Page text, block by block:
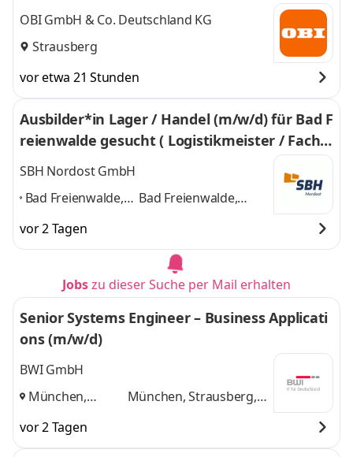
OBI GmbH & Co. Deutschland KG
Strausberg
vor etwa 21 Stunden
Ausbilder*in Lager / Handel (m/w/d) für Bad F
reienwalde gesucht ( Logistikmeister / Fachla
gerist / Kaufmann / Kauffrau / Wirtschaftspä
dagoge / Wirtschaftspädagogin / Fachwirt*in
/ Betriebswirt*in ..)
SBH Nordost GmbH
Bad Freienwalde,
Angermünde ,
Oderberg ,
Bernau , Wriezen,
Bad Freienwalde,
Oderberg ,
Strausberg , Bernau ,
Wriezen und 5 weitere
vor 2 Tagen
Jobszu dieser Suche per Mail erhalten
Senior Systems Engineer – Business Applicati
ons (m/w/d)
BWI GmbH
München,
Berlin,
München, Strausberg,
vor 2 Tagen